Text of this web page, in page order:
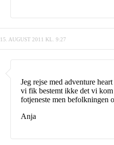
15. AUGUST 2011 KL. 9:27
Jeg rejse med adventure
vi fik bestemt ikke det vi kom
fotjeneste men befolkningen
Anja